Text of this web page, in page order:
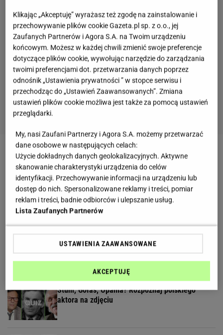
Rozpoznasz kraj po trzech słowach? Sprawdź to
w quizie geograficznym
Quiz. Rozpoznasz Annę Jantar na zdjęciu? Masz
już jeden punkt!
Rozwiąż quiz filmowy. Czy rozpoznasz
najwybitniejsze aktorki PRL-u?
Stuhr, Gołas, Opania? Rozpoznaj polskiego
aktora na zdjęciu
Klikając „Akceptuję” wyrażasz też zgodę na zainstalowanie i
przechowywanie plików cookie Gazeta.pl sp. z o.o., jej
Zaufanych Partnerów i Agora S.A. na Twoim urządzeniu
końcowym. Możesz w każdej chwili zmienić swoje preferencje
dotyczące plików cookie, wywołując narzędzie do zarządzania
twoimi preferencjami dot. przetwarzania danych poprzez
odnośnik „Ustawienia prywatności ” w stopce serwisu i
przechodząc do „Ustawień Zaawansowanych”. Zmiana
ustawień plików cookie możliwa jest także za pomocą ustawień
przeglądarki.
My, nasi Zaufani Partnerzy i Agora S.A. możemy przetwarzać
dane osobowe w następujących celach:
Użycie dokładnych danych geolokalizacyjnych. Aktywne
skanowanie charakterystyki urządzenia do celów
identyfikacji. Przechowywanie informacji na urządzeniu lub
dostęp do nich. Spersonalizowane reklamy i treści, pomiar
reklam i treści, badnie odbiorców i ulepszanie usług.
Lista Zaufanych Partnerów
USTAWIENIA ZAAWANSOWANE
AKCEPTUJĘ